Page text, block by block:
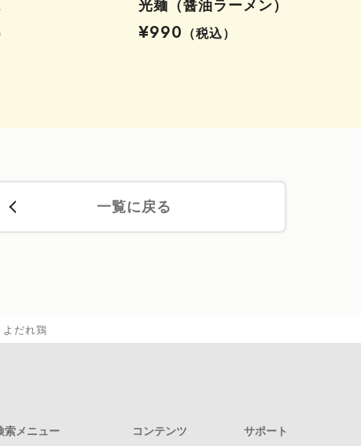
光麺（醤油ラーメン）
¥990
（税込）
一覧に戻る
よだれ鶏
索メニュー コンテンツ サポート